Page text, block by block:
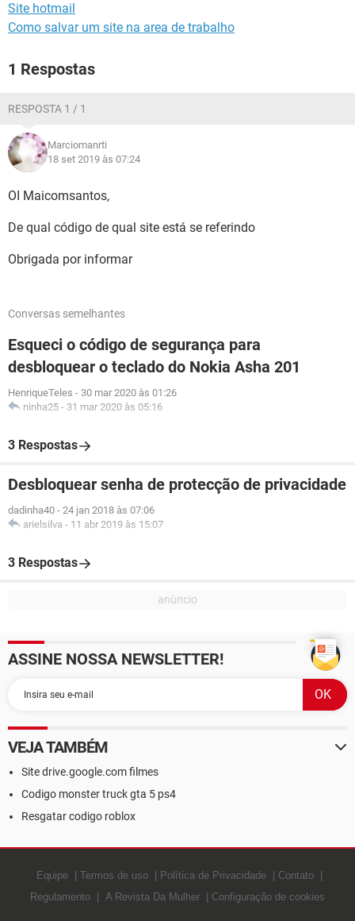
Site hotmail
Como salvar um site na area de trabalho
1 Respostas
RESPOSTA 1 / 1
Marciomanrti
18 set 2019 às 07:24
OI Maicomsantos,
De qual código de qual site está se referindo
Obrigada por informar
Conversas semelhantes
Esqueci o código de segurança para
desbloquear o teclado do Nokia Asha 201
HenriqueTeles - 30 mar 2020 às 01:26
ninha25 - 31 mar 2020 às 05:16
3 Respostas
Desbloquear senha de protecção de privacidade
dadinha40 - 24 jan 2018 às 07:06
arielsilva - 11 abr 2019 às 15:07
3 Respostas
ASSINE NOSSA NEWSLETTER!
VEJA TAMBÉM
Site drive.google.com filmes
Codigo monster truck gta 5 ps4
Resgatar codigo roblox
Equipe Termos de uso Política de Privacidade
Contato
Regulamento
A Revista Da Mulher Configuração de cookies